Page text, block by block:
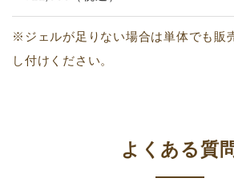
※ジェルが足りない場合は単体でも販
し付けください。
よくある質